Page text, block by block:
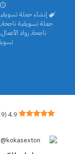
إنشاء حملة
حملة تسويقية ناجحة,
ناجحة,رواد الأعمال
4.9
(